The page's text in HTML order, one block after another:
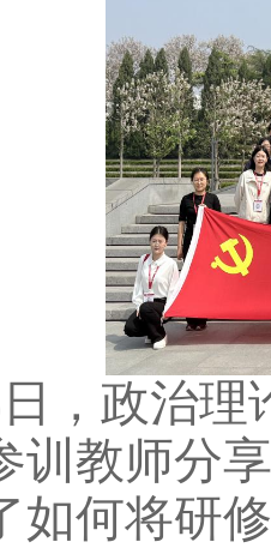
，政治
训教师分
如何将研